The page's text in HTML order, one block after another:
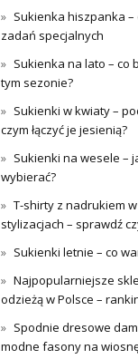
Sukienka hiszpanka
zadań specjalnych
Sukienka na lato – co
tym sezonie?
Sukienki w kwiaty –
czym łączyć je jesienią?
Sukienki na wesele –
wybierać?
T-shirty z nadrukiem
stylizacjach – sprawdź
Sukienki letnie – co
Najpopularniejsze
odzieżą w Polsce –
Spodnie dresowe
modne fasony na